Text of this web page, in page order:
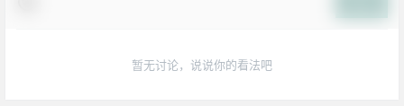
暂无讨论，说说你的看法吧